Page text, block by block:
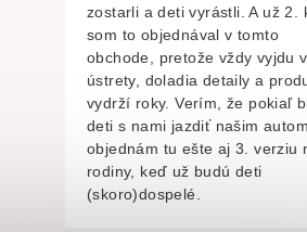
zostarli a deti vyrástli. A už 2.
som to objednával v tomto
obchode, pretože vždy vyjdu v
ústrety, doladia detaily a
vydrží roky. Verím, že pokiaľ
deti s nami jazdiť našim autom,
objednám tu ešte aj 3. verziu
rodiny, keď už budú deti
(skoro)dospelé.